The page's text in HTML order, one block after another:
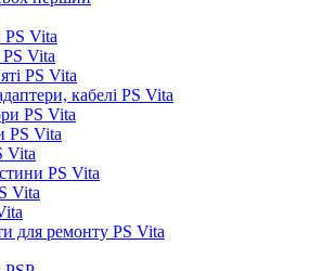
Vita
Vita
PS Vita
кабелі PS Vita
PS Vita
PS Vita
Vita
PS Vita
Vita
для ремонту PS Vita